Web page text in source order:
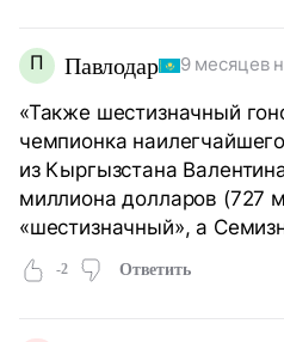
П Павлодар 9 месяцев
«Также шестизначный
чемпионка
из Кыргызстана
миллиона долларов (727
«шестизначный», а
-2 Ответить